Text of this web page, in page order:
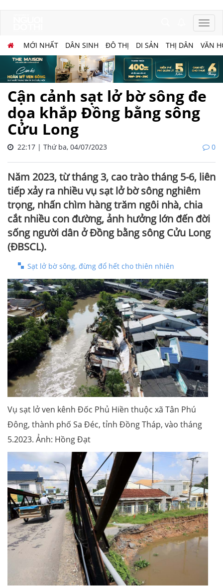
MỚI NHẤT DÂN SINH ĐÔ THỊ DI SẢN THỊ DÂN VĂN
Cận cảnh sạt lở bờ sông đe
dọa khắp Đồng bằng sông
Cửu Long
22:17 | Thứ ba, 04/07/2023 0
Năm 2023, từ tháng 3, cao trào tháng 5-6, liên
tiếp xảy ra nhiều vụ sạt lở bờ sông nghiêm
trọng, nhấn chìm hàng trăm ngôi nhà, chia
cắt nhiều con đường, ảnh hưởng lớn đến đời
sống người dân ở Đồng bằng sông Cửu Long
(ĐBSCL).
Sạt lở bờ sông, đừng đổ hết cho thiên nhiên
Vụ sạt lở ven kênh Đốc Phủ Hiền thuộc xã Tân Phú
Đông, thành phố Sa Đéc, tỉnh Đồng Tháp, vào tháng
5.2023. Ảnh: Hồng Đạt